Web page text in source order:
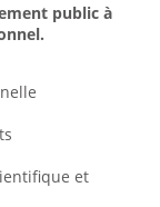
public à
et